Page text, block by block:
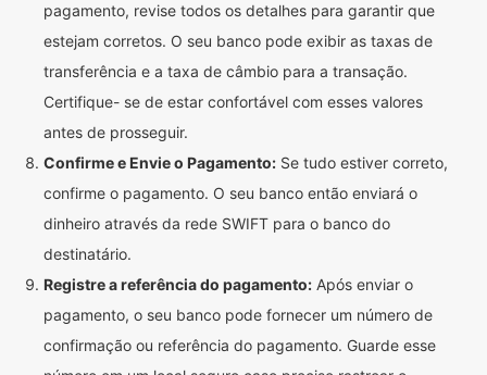
pagamento, revise todos os detalhes para garantir que
estejam corretos. O seu banco pode exibir as taxas de
transferência e a taxa de câmbio para a transação.
Certifique- se de estar confortável com esses valores
antes de prosseguir.
Confirme e Envie o Pagamento: Se tudo estiver correto,
confirme o pagamento. O seu banco então enviará o
dinheiro através da rede SWIFT para o banco do
destinatário.
Registre a referência do pagamento: Após enviar o
pagamento, o seu banco pode fornecer um número de
confirmação ou referência do pagamento. Guarde esse